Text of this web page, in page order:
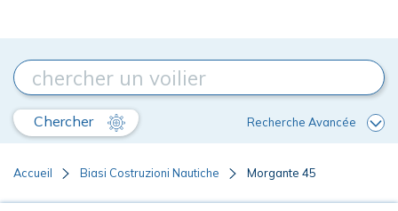
Chercher Recherche Avancée
Accueil Biasi Costruzioni Nautiche Morgante 45